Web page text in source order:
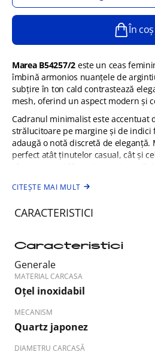
În coș
Marea B54257/2 este un ceas
îmbină armonios nuanțele de
subțire în ton cald contrastează
mesh, oferind un aspect modern și
Cadranul minimalist este accentuat
strălucitoare pe margine și de indici
adaugă o notă discretă de eleganță.
perfect atât ținutelor casual, cât și
alegere versatilă pentru purtare
CITEȘTE MAI MULT
CARACTERISTICI
Caracteristici
Generale
MATERIAL CARCASA
Oțel inoxidabil
MECANISM
Quartz japonez
DIAMETRU CARCASĂ